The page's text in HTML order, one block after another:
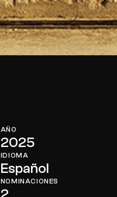
AÑO
2025
IDIOMA
Español
NOMINACIONES